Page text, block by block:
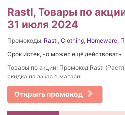
Rastl, Товары по
31 июля 2024
Промокоды: Rastl, Clothing, Homeware,
Срок истек, но может ещё действовать
Товары по акции! Промокод Rastl (Растл)
скидка на заказ в магазин.
Открыть промокод